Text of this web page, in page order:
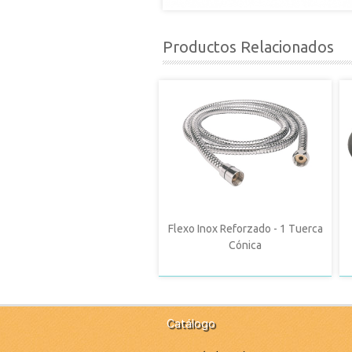
Productos Relacionados
Flexo Inox Reforzado - 1 Tuerca
Cónica
Catálogo